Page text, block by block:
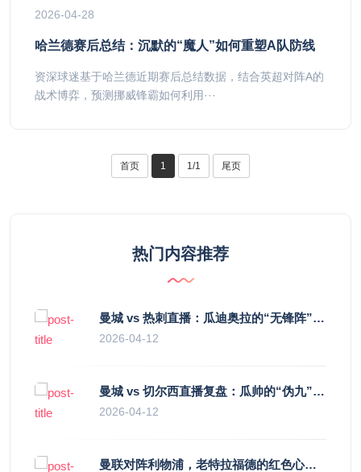
2026-04-28
哈兰德赛后总结：沉默的“魔人”如何重塑A队防线
资深球迷基于哈兰德近期赛后总结数据，结合英超对阵A的
战术博弈，预测挪威锋霸如何利用···
首页 1 1/1 尾页
热门内容推荐
曼城 vs 热刺直播：瓜迪奥拉的“无锋阵”是天才设计还是自废武功？
2026-04-12
曼城 vs 切尔西直播复盘：瓜帅的“伪九”陷阱，如何绞杀蓝军的“三中卫”？
2026-04-12
曼联对阵利物浦，老特拉福德的红色心跳与蓝色暗涌